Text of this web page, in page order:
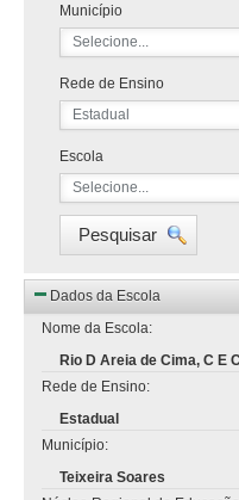
Município
Selecione...
Rede de Ensino
Estadual
Escola
Selecione...
Pesquisar
Dados da Escola
Nome da Escola:
Rio D Areia de Cima, C E
Rede de Ensino:
Estadual
Município:
Teixeira Soares